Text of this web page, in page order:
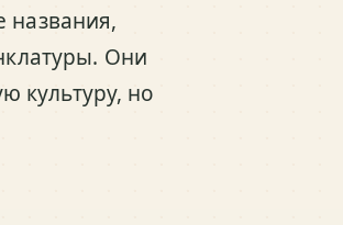
названия,
Они
культуру, но